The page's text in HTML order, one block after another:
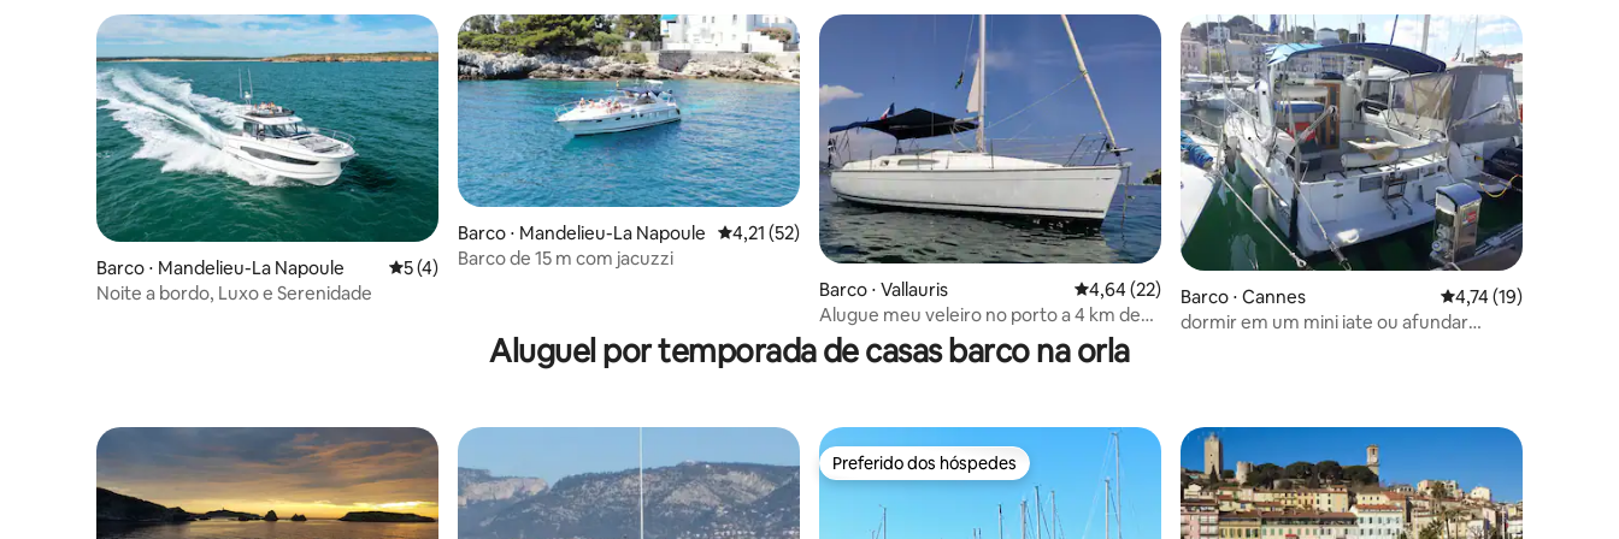
Barco ⋅ Mandelieu-La Napoule 5 de uma avaliação média de 5, 4 avaliações
5 (4)
Noite a bordo, Luxo e Serenidade
Barco ⋅ Mandelieu-La Napoule 4,21 de uma avaliação média de 5, 52 avaliações
4,21 (52)
Barco de 15 m com jacuzzi
Barco ⋅ Vallauris
4,64 de uma avaliação média de 5, 22 avaliações
4,64 (22)
Alugue meu veleiro no porto a 4 km de
Cannes
Barco ⋅ Cannes 4,74 de uma
4,74 (19)
dormir em um mini iate ou afundar
Aluguel por temporada de casas barco na orla
Preferido dos hóspedes
Preferido dos hóspedes